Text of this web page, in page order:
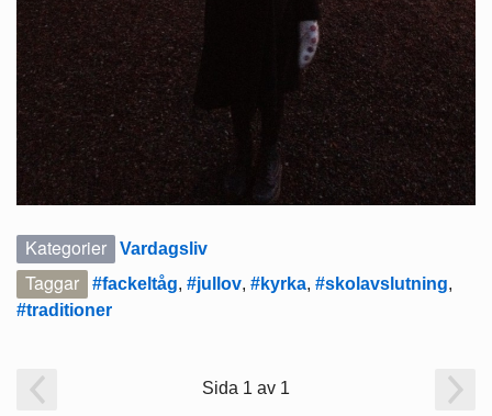
Kategorier Vardagsliv
Taggar #fackeltåg, #jullov, #kyrka, #skolavslutning,
#traditioner
Sida 1 av 1